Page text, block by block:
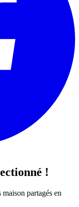
!
partagés en